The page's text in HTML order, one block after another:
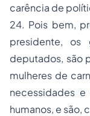
carência de
24. Pois bem,
presidente, os
deputados, são
mulheres de
necessidades
humanos, e são,